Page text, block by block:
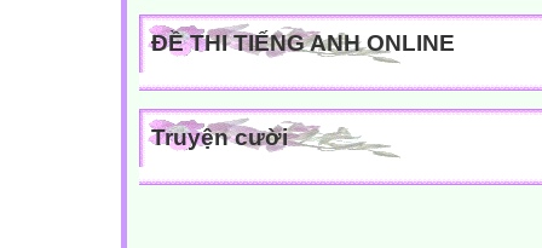
ĐỀ THI TIẾNG ANH ONLINE
Truyện cười